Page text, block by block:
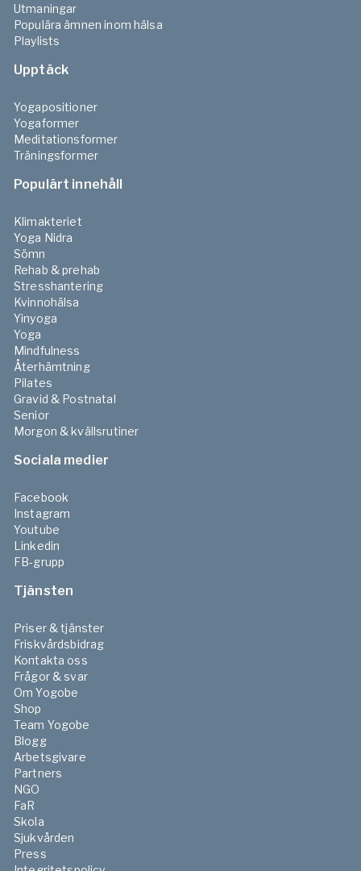
Utmaningar
Populära ämnen inom hälsa
Playlists
Upptäck
Yogapositioner
Yogaformer
Meditationsformer
Träningsformer
Populärt innehåll
Klimakteriet
Yoga Nidra
Sömn
Rehab & prehab
Stresshantering
Kvinnohälsa
Yinyoga
Yoga
Mindfulness
Återhämtning
Pilates
Gravid & Postnatal
Senior
Morgon & kvällsrutiner
Sociala medier
Facebook
Instagram
Youtube
Linkedin
FB-grupp
Tjänsten
Priser & tjänster
Friskvårdsbidrag
Kontakta oss
Frågor & svar
Om Yogobe
Shop
Team Yogobe
Blogg
Arbetsgivare
Partners
NGO
FaR
Skola
Sjukvården
Press